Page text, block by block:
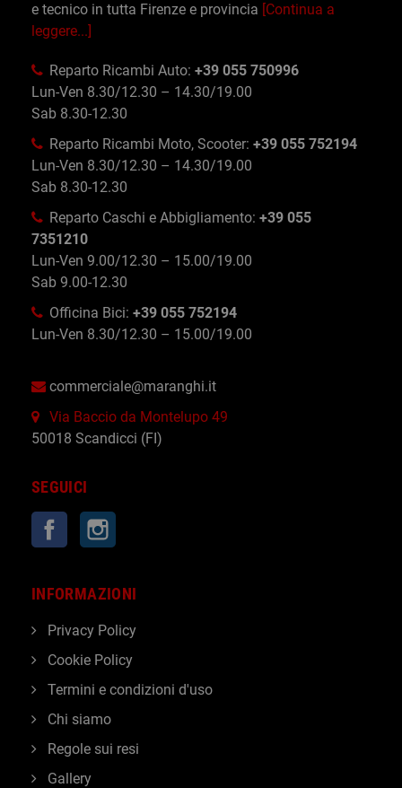
e tecnico in tutta Firenze e provincia [Continua a
leggere...]
Reparto Ricambi Auto: +39 055 750996
Lun-Ven 8.30/12.30 – 14.30/19.00
Sab 8.30-12.30
Reparto Ricambi Moto, Scooter: +39 055 752194
Lun-Ven 8.30/12.30 – 14.30/19.00
Sab 8.30-12.30
Reparto Caschi e Abbigliamento: +39 055
7351210
Lun-Ven 9.00/12.30 – 15.00/19.00
Sab 9.00-12.30
Officina Bici: +39 055 752194
Lun-Ven 8.30/12.30 – 15.00/19.00
commerciale@maranghi.it
Via Baccio da Montelupo 49
50018 Scandicci (FI)
SEGUICI
Facebook
INFORMAZIONI
Privacy Policy
Cookie Policy
Termini e condizioni d'uso
Chi siamo
Regole sui resi
Gallery